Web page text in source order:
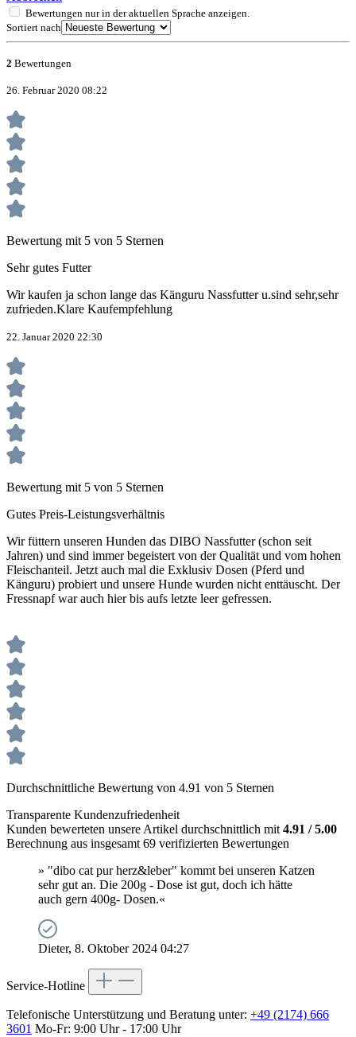
Bewertungen nur in der aktuellen Sprache anzeigen.
Sortiert nach
2 Bewertungen
26. Februar 2020 08:22
Bewertung mit 5 von 5 Sternen
Sehr gutes Futter
Wir kaufen ja schon lange das Känguru Nassfutter u.sind sehr,sehr
zufrieden.Klare Kaufempfehlung
22. Januar 2020 22:30
Bewertung mit 5 von 5 Sternen
Gutes Preis-Leistungsverhältnis
Wir füttern unseren Hunden das DIBO Nassfutter (schon seit
Jahren) und sind immer begeistert von der Qualität und vom hohen
Fleischanteil. Jetzt auch mal die Exklusiv Dosen (Pferd und
Känguru) probiert und unsere Hunde wurden nicht enttäuscht. Der
Fressnapf war auch hier bis aufs letzte leer gefressen.
Durchschnittliche Bewertung von 4.91 von 5 Sternen
Transparente Kundenzufriedenheit
Kunden bewerteten unsere Artikel durchschnittlich mit 4.91 / 5.00
Berechnung aus insgesamt 69 verifizierten Bewertungen
» "dibo cat pur herz&leber" kommt bei unseren Katzen
sehr gut an. Die 200g - Dose ist gut, doch ich hätte
auch gern 400g- Dosen.«
Dieter, 8. Oktober 2024 04:27
Service-Hotline
Telefonische Unterstützung und Beratung unter: +49 (2174) 666
3601 Mo-Fr: 9:00 Uhr - 17:00 Uhr